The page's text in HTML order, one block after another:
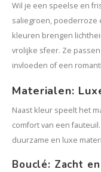
Wil je een speelse en
saliegroen, poederroze
kleuren brengen
vrolijke sfeer. Ze
invloeden of een
Materialen:
Naast kleur speelt het
comfort van een
duurzame en luxe
Bouclé: Zacht